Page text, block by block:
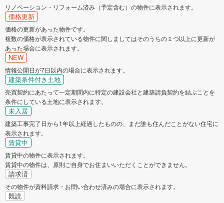
リノベーション・リフォーム済み（予定含む）の物件に表示されます。
価格更新
価格の更新があった物件です。
複数の価格が表示されている物件に関しましてはそのうちの１つ以上に更新が
あった場合に表示されます。
NEW
情報公開日が7日以内の場合に表示されます。
建築条件付き土地
売買契約にあたって一定期間内に特定の建設会社と建築請負契約を結ぶことを
条件にしている土地に表示されます。
未入居
建築工事完了日から1年以上経過したものの、まだ誰も住んだことがない住宅に
表示されます。
賃貸中
賃貸中の物件に表示されます。
賃貸中の物件は、原則ご自身でお住まいいただくことができません。
請求済
その物件が資料請求・お問い合わせ済みの場合に表示されます。
既読